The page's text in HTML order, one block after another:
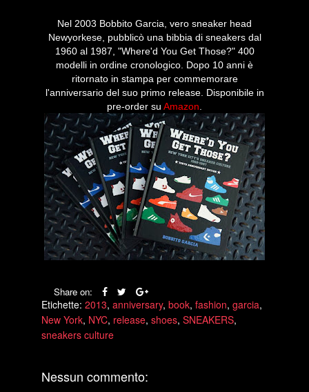
Nel 2003 Bobbito Garcia, vero sneaker head
Newyorkese, pubblicò una bibbia di sneakers dal
1960 al 1987, "Where'd You Get Those?" 400
modelli in ordine cronologico. Dopo 10 anni è
ritornato in stampa per commemorare
l'anniversario del suo primo release. Disponibile in
pre-order su Amazon.
Share on:
Etichette: 2013, anniversary, book, fashion, garcia,
New York, NYC, release, shoes, SNEAKERS,
sneakers culture
Nessun commento: